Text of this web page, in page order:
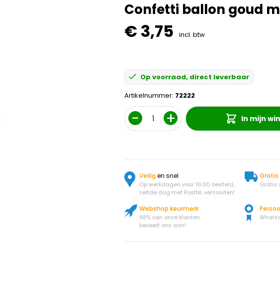
Confetti ballon goud
€ 3,75 incl. btw
Op voorraad, direct leverbaar
Artikelnummer: 72222
Aantal
In mijn
Veiligen snel
Op werkdagen voor 16:00 besteld,
zelfde dag met PostNL verzonden!
Gratis
Gratis
Webshop keurmerk
98% van onze klanten
beveelt ons aan!